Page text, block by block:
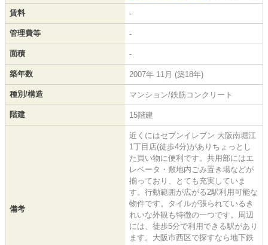
賃料 -
管理費等 -
面積 -
築年数 2007年 11月 (築18年)
種別/構造 マンション/鉄筋コンクリート
階建 15階建
備考
近くにはセブンイレブン 大阪南堀江
1丁目店(徒歩4分)がありちょっとし
た買い物に便利です。共用部にはエ
レベータ・敷地内ごみ置き場などが
揃っており、とても充実していま
す。行動範囲が広がる2駅利用可能な
物件です。タイルが張られているき
れいな外観も特徴の一つです。周辺
には、徒歩5分で利用できる駅があり
ます。大阪市西区で探すなら地下鉄